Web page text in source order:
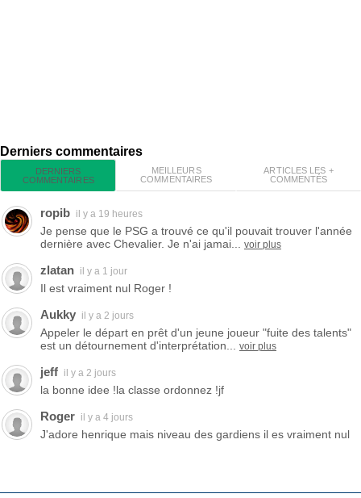
Derniers commentaires
DERNIERS
COMMENTAIRES
MEILLEURS
COMMENTAIRES
ARTICLES LES +
COMMENTÉS
ropib il y a 19 heures
Je pense que le PSG a trouvé ce qu'il pouvait trouver l'année
dernière avec Chevalier. Je n'ai jamai...
voir plus
zlatan il y a 1 jour
Il est vraiment nul Roger !
Aukky il y a 2 jours
Appeler le départ en prêt d'un jeune joueur "fuite des talents"
est un détournement d'interprétation...
voir plus
jeff il y a 2 jours
la bonne idee !la classe ordonnez !jf
Roger il y a 4 jours
J'adore henrique mais niveau des gardiens il es vraiment nul